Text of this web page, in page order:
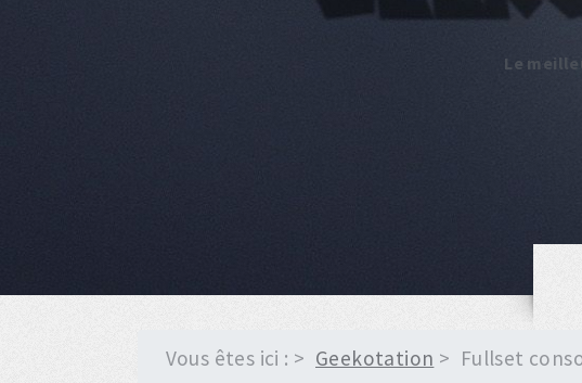
Le
Vous êtes ici : Geekotation Fullset